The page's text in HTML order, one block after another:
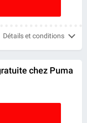
Détails et conditions
chez Puma